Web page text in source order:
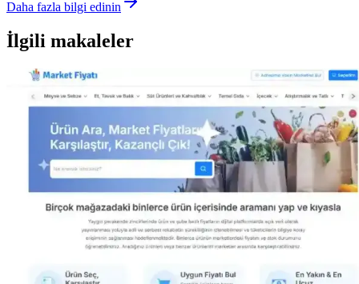
Daha fazla bilgi edinin
İlgili makaleler